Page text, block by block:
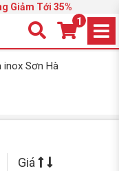
Giảm Tới 35%
1
inox Sơn Hà
Giá